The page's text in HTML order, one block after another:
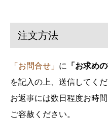
注文方法
「お問合せ」 に 「お求め
を記入の上、送信してくだ
お返事には数日程度お時
ご容赦ください。